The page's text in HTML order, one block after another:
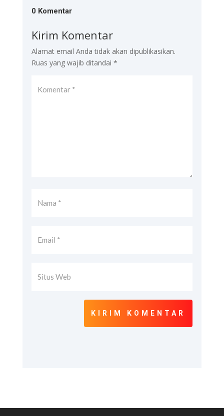
0 Komentar
Kirim Komentar
Alamat email Anda tidak akan dipublikasikan.
Ruas yang wajib ditandai *
KIRIM KOMENTAR